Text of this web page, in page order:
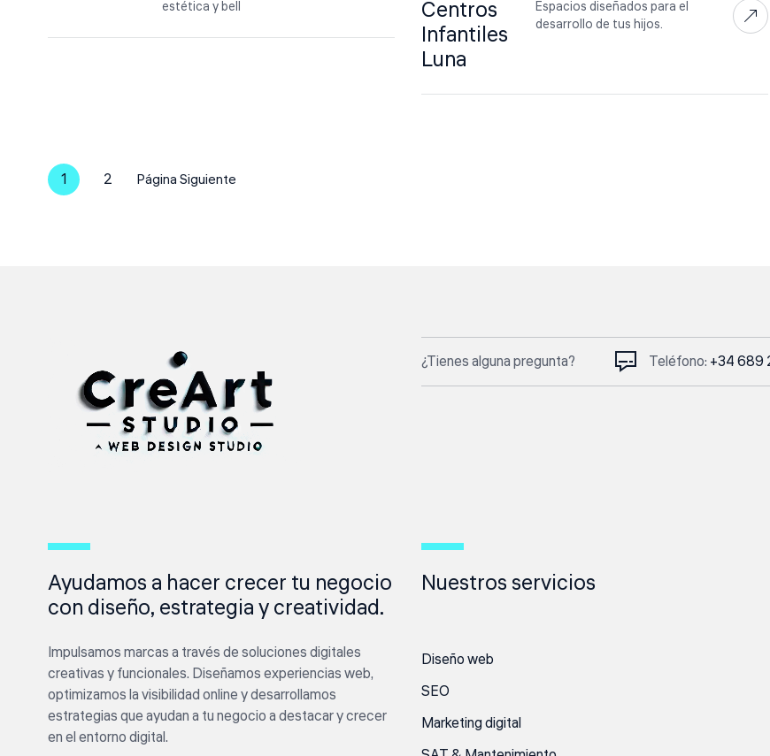
estética y bell
Centros
Infantiles
Luna
Espacios diseñados para el
desarrollo de tus hijos.
1 2
¿Tienes alguna pregunta? Teléfono: +34 689
Ayudamos a hacer crecer tu negocio
con diseño, estrategia y creatividad.
Impulsamos marcas a través de soluciones digitales
creativas y funcionales. Diseñamos experiencias web,
optimizamos la visibilidad online y desarrollamos
estrategias que ayudan a tu negocio a destacar y crecer
en el entorno digital.
Nuestros servicios
Diseño web
SEO
Marketing digital